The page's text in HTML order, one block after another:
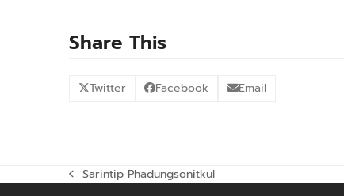
Share This
Twitter Facebook Email
previous
Sarintip Phadungsonitkul